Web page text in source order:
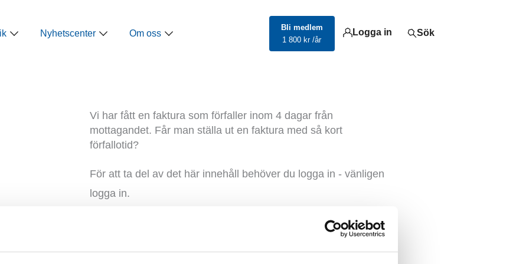
Öppna Näringspolitik
Nyhetscenter Öppna Nyhetscenter
Om oss Öppna Om oss
Bli medlem
1 800 kr /år
Logga in Sök
Vi har fått en faktura som förfaller inom 4 dagar från
mottagandet. Får man ställa ut en faktura med så kort
förfallotid?
För att ta del av det här innehåll behöver du logga in - vänligen
logga in.